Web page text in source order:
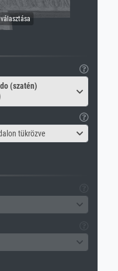
(szatén)
tükrözve